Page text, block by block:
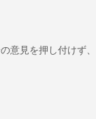
意見を押し付けず、